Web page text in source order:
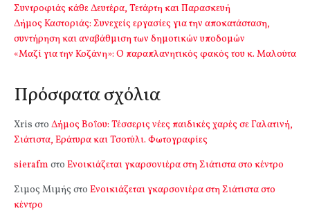
Συντροφιάς κάθε Δευτέρα, Τετάρτη και Παρασκευή
Δήμος Καστοριάς: Συνεχείς εργασίες για την αποκατάσταση,
συντήρηση και αναβάθμιση των δημοτικών υποδομών
«Μαζί για την Κοζάνη»: Ο παραπλανητικός φακός του κ. Μαλούτα
Πρόσφατα σχόλια
Xris στο Δήμος Βοΐου: Τέσσερις νέες παιδικές χαρές σε Γαλατινή,
Σιάτιστα, Εράτυρα και Τσοτύλι. Φωτογραφίες
sierafm στο Ενοικιάζεται γκαρσονιέρα στη Σιάτιστα στο κέντρο
Σιμος Μιμής στο Ενοικιάζεται γκαρσονιέρα στη Σιάτιστα στο
κέντρο